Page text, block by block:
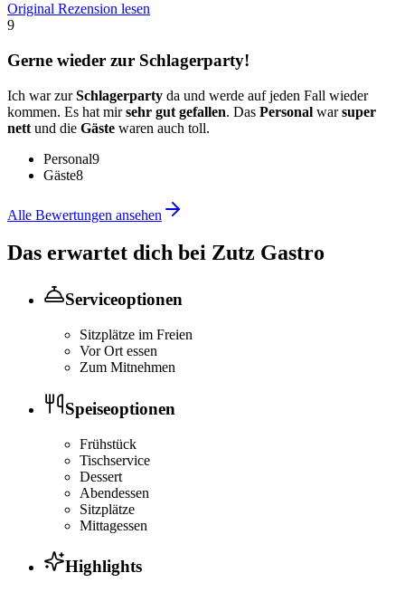
Original Rezension lesen
9
Gerne wieder zur Schlagerparty!
Ich war zurSchlagerparty da und werde auf jeden Fall wieder
kommen. Es hat mirsehr gut gefallen. Das Personal warsuper
nett und die Gäste waren auch toll.
Personal9
Gäste8
Alle Bewertungen ansehen
Das erwartet dich bei Zutz Gastro
Serviceoptionen
Sitzplätze im Freien
Vor Ort essen
Zum Mitnehmen
Speiseoptionen
Frühstück
Tischservice
Dessert
Abendessen
Sitzplätze
Mittagessen
Highlights